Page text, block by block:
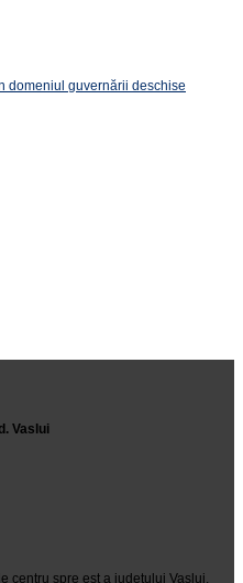
domeniul guvernării deschise
Vaslui
centru spre est a judetului Vaslui.